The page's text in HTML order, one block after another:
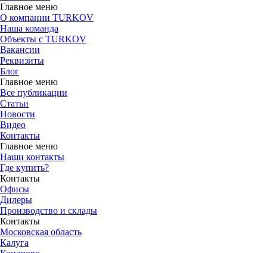
Главное меню
О компании TURKOV
Наша команда
Объекты с TURKOV
Вакансии
Реквизиты
Блог
Главное меню
Все публикации
Статьи
Новости
Видео
Контакты
Главное меню
Наши контакты
Где купить?
Контакты
Офисы
Дилеры
Производство и склады
Контакты
Московская область
Калуга